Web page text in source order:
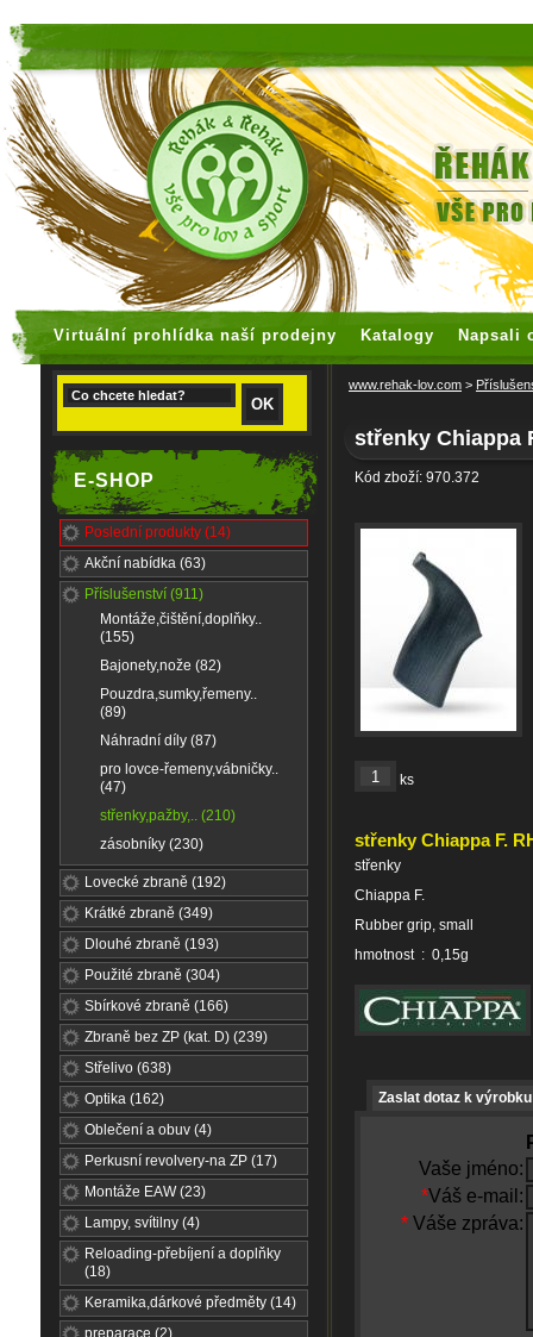
Virtuální prohlídka naší prodejny Katalogy Napsali
E-SHOP
Poslední produkty (14)
Akční nabídka (63)
Příslušenství (911)
Montáže,čištění,doplňky..
(155)
Bajonety,nože (82)
Pouzdra,sumky,řemeny..
(89)
Náhradní díly (87)
pro lovce-řemeny,vábničky..
(47)
střenky,pažby,.. (210)
zásobníky (230)
Lovecké zbraně (192)
Krátké zbraně (349)
Dlouhé zbraně (193)
Použité zbraně (304)
Sbírkové zbraně (166)
Zbraně bez ZP (kat. D) (239)
Střelivo (638)
Optika (162)
Oblečení a obuv (4)
Perkusní revolvery-na ZP (17)
Montáže EAW (23)
Lampy, svítilny (4)
Reloading-přebíjení a doplňky
(18)
Keramika,dárkové předměty (14)
preparace (2)
www.rehak-lov.com >
střenky Chiappa
Kód zboží: 970.372
ks
střenky Chiappa F.
střenky
Chiappa F.
Rubber grip, small
hmotnost : 0,15g
Zaslat dotaz k výrobku
Vaše jméno:
*Váš e-mail:
* Váše zpráva: